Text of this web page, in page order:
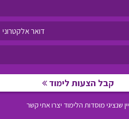
קבל הצעות לימוד
שנציגי מוסדות הלימוד יצרו אתי קשר